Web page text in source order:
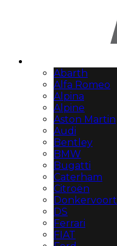
Abarth
Alfa Romeo
Alpina
Alpine
Aston Martin
Audi
Bentley
BMW
Bugatti
Caterham
Citroën
Donkervoort
DS
Ferrari
FIAT